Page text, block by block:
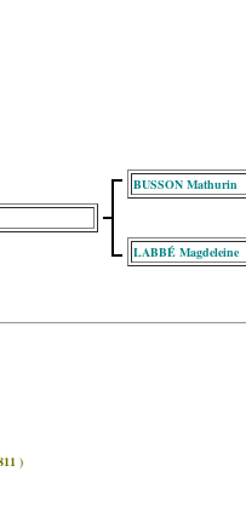
BUSSON Mathurin
LABBÉ Magdeleine
)